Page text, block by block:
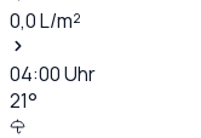
0,0L/m²
04:00Uhr
21°